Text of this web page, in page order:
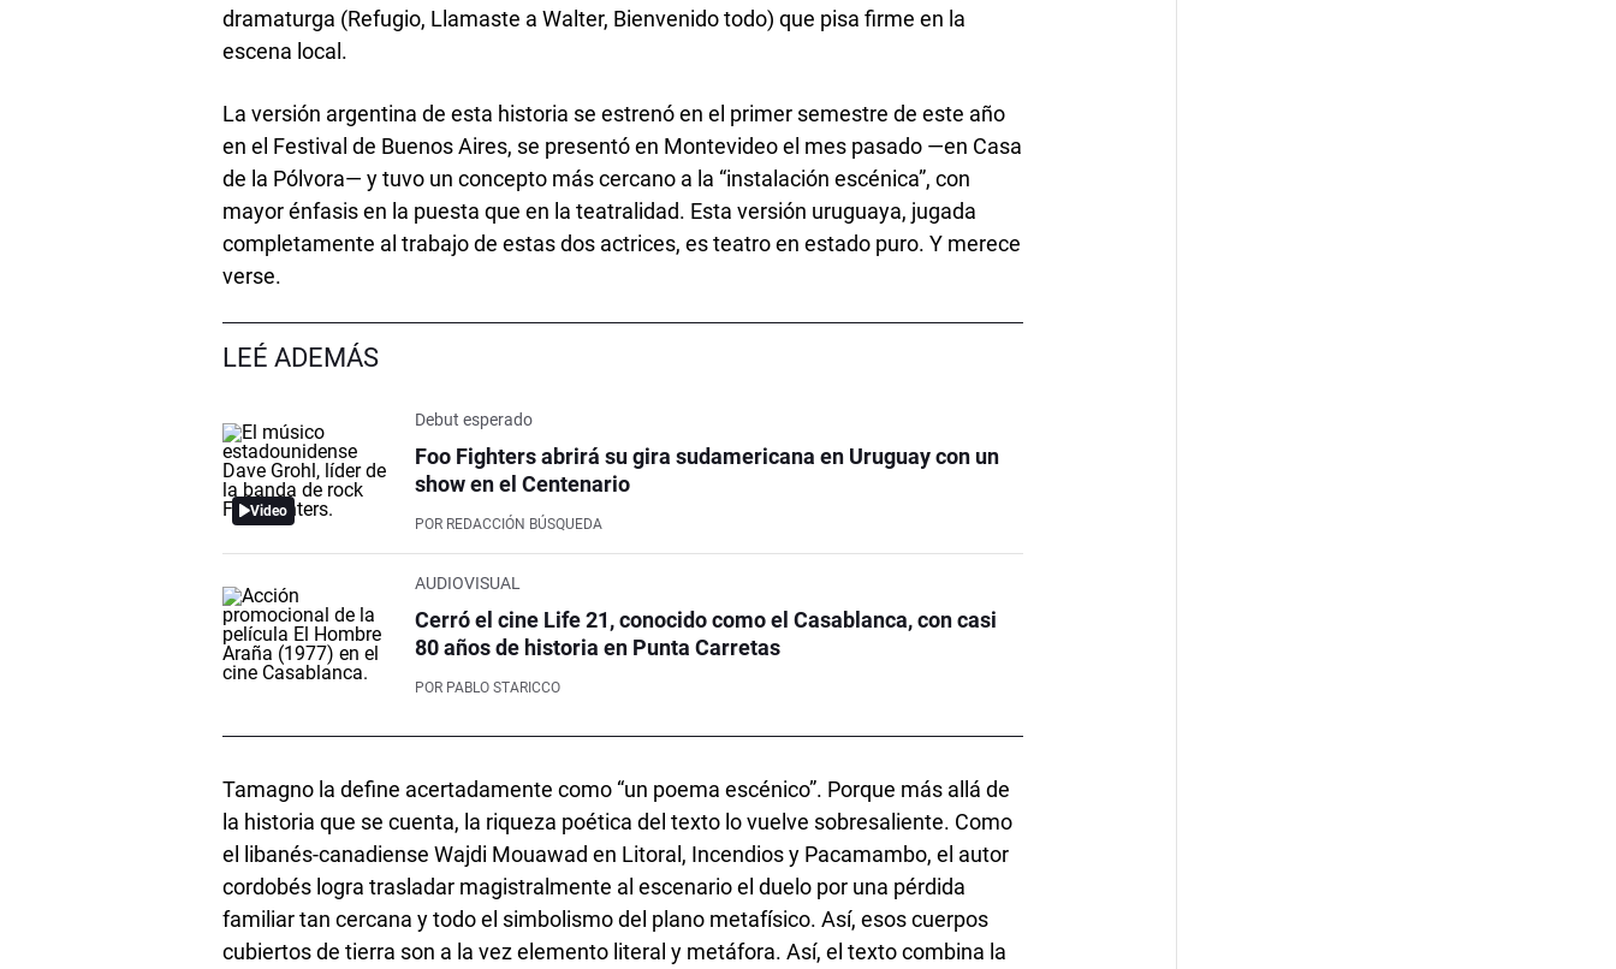
dramaturga (Refugio, Llamaste a Walter, Bienvenido todo) que pisa firme en la
escena local.
La versión argentina de esta historia se estrenó en el primer semestre de este año
en el Festival de Buenos Aires, se presentó en Montevideo el mes pasado —en Casa
de la Pólvora— y tuvo un concepto más cercano a la “instalación escénica”, con
mayor énfasis en la puesta que en la teatralidad. Esta versión uruguaya, jugada
completamente al trabajo de estas dos actrices, es teatro en estado puro. Y merece
verse.
LEÉ ADEMÁS
Video
Debut esperado
Foo Fighters abrirá su gira sudamericana en Uruguay con un
show en el Centenario
POR REDACCIÓN BÚSQUEDA
AUDIOVISUAL
Cerró el cine Life 21, conocido como el Casablanca, con casi
80 años de historia en Punta Carretas
POR PABLO STARICCO
Tamagno la define acertadamente como “un poema escénico”. Porque más allá de
la historia que se cuenta, la riqueza poética del texto lo vuelve sobresaliente. Como
el libanés-canadiense Wajdi Mouawad en Litoral, Incendios y Pacamambo, el autor
cordobés logra trasladar magistralmente al escenario el duelo por una pérdida
familiar tan cercana y todo el simbolismo del plano metafísico. Así, esos cuerpos
cubiertos de tierra son a la vez elemento literal y metáfora. Así, el texto combina la